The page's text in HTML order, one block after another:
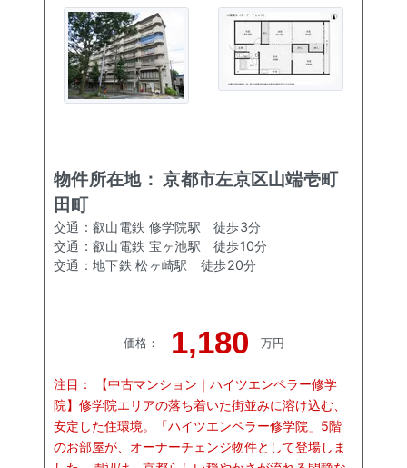
物件所在地：京都市左京区山端壱町
田町
交通： 叡山電鉄 修学院駅 徒歩3分
交通： 叡山電鉄 宝ヶ池駅 徒歩10分
交通： 地下鉄 松ヶ崎駅 徒歩20分
価格： 1,180 万円
注目：
【中古マンション｜ハイツエンペラー修学
院】修学院エリアの落ち着いた街並みに溶け込む、
安定した住環境。「ハイツエンペラー修学院」5階
のお部屋が、オーナーチェンジ物件として登場しま